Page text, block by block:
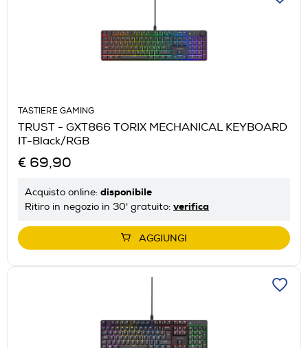
TASTIERE GAMING
TRUST - GXT866 TORIX MECHANICAL KEYBOARD
IT-Black/RGB
€ 69,90
Acquisto online: disponibile
Ritiro in negozio in 30' gratuito: verifica
AGGIUNGI